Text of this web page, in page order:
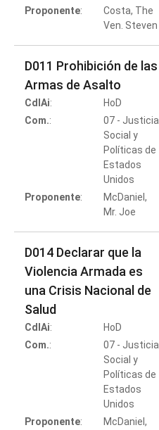
Proponente:
Costa, The
Ven. Steven
D011 Prohibición de las
Armas de Asalto
CdlAi:
HoD
Com.:
07 - Justicia
Social y
Políticas de
Estados
Unidos
Proponente:
McDaniel,
Mr. Joe
D014 Declarar que la
Violencia Armada es
una Crisis Nacional de
Salud
CdlAi:
HoD
Com.:
07 - Justicia
Social y
Políticas de
Estados
Unidos
Proponente:
McDaniel,